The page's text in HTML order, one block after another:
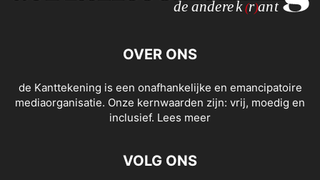
OVER ONS
de Kanttekening is een onafhankelijke en emancipatoire
mediaorganisatie. Onze kernwaarden zijn: vrij, moedig en
inclusief. Lees meer
VOLG ONS